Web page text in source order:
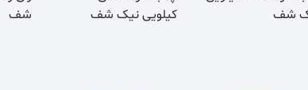
شف
کیلویی نیک شف
شف